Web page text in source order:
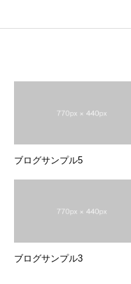
ブログサンプル5
ブログサンプル3